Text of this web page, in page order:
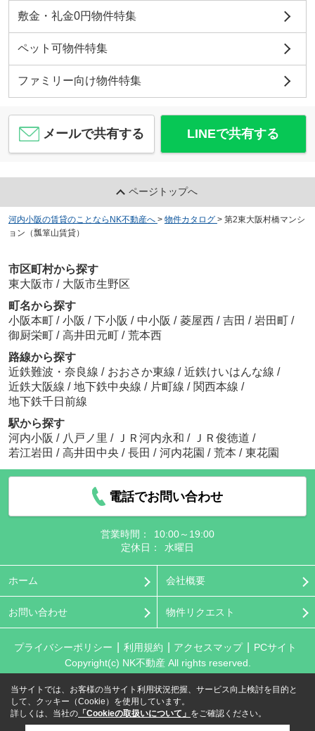
敷金・礼金0円物件特集
ペット可物件特集
ファミリー向け物件特集
メールで共有する LINEで共有する
ページトップへ
河内小阪の賃貸のことならNK不動産へ > 物件カタログ > 第2東大阪村橋マンシ
ョン（瓢箪山賃貸）
市区町村から探す
東大阪市 / 大阪市生野区
町名から探す
小阪本町 / 小阪 / 下小阪 / 中小阪 / 菱屋西 / 吉田 / 岩田町 /
御厨栄町 / 高井田元町 / 荒本西
路線から探す
近鉄難波・奈良線 / おおさか東線 / 近鉄けいはんな線 /
近鉄大阪線 / 地下鉄中央線 / 片町線 / 関西本線 /
地下鉄千日前線
駅から探す
河内小阪 / 八戸ノ里 / ＪＲ河内永和 / ＪＲ俊徳道 /
若江岩田 / 高井田中央 / 長田 / 河内花園 / 荒本 / 東花園
電話でお問い合わせ
営業時間：
10:00～19:00
定休日：
水曜日
ホーム 会社概要
お問い合わせ 物件リクエスト
プライバシーポリシー 利用規約 アクセスマップ
PCサイト
Copyright(c) NK不動産 All rights reserved.
当サイトでは、お客様の当サイト利用状況把握、サービス向上検討を目的と
して、クッキー（Cookie）を使用しています。
詳しくは、当社の 「Cookieの取扱いについて」 をご確認ください。